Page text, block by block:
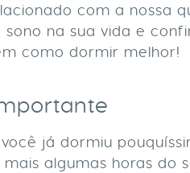
com a nossa
na sua vida e
como dormir melhor!
já dormiu
algumas horas do